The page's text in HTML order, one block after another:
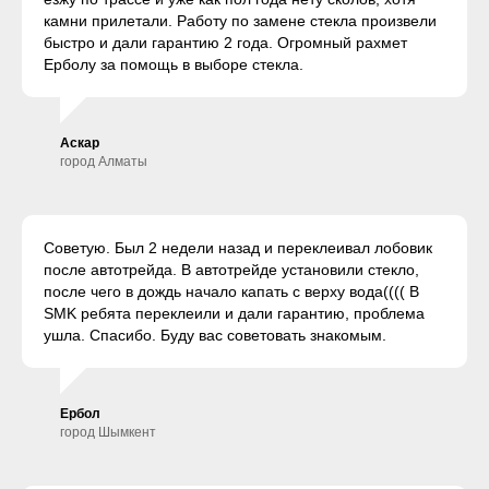
камни прилетали. Работу по замене стекла произвели
быстро и дали гарантию 2 года. Огромный рахмет
Ерболу за помощь в выборе стекла.
Аскар
город Алматы
Советую. Был 2 недели назад и переклеивал лобовик
после автотрейда. В автотрейде установили стекло,
после чего в дождь начало капать с верху вода(((( В
SMK ребята переклеили и дали гарантию, проблема
ушла. Спасибо. Буду вас советовать знакомым.
Ербол
город Шымкент